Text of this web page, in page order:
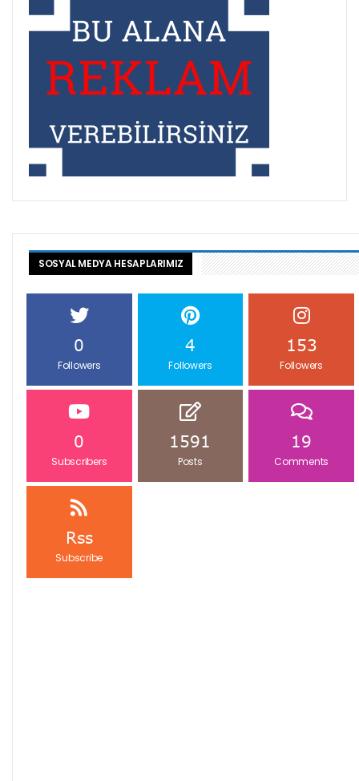
SOSYAL MEDYA HESAPLARIMIZ
0
Followers
4
Followers
153
Followers
0
Subscribers
1591
Posts
19
Comments
Rss
Subscribe